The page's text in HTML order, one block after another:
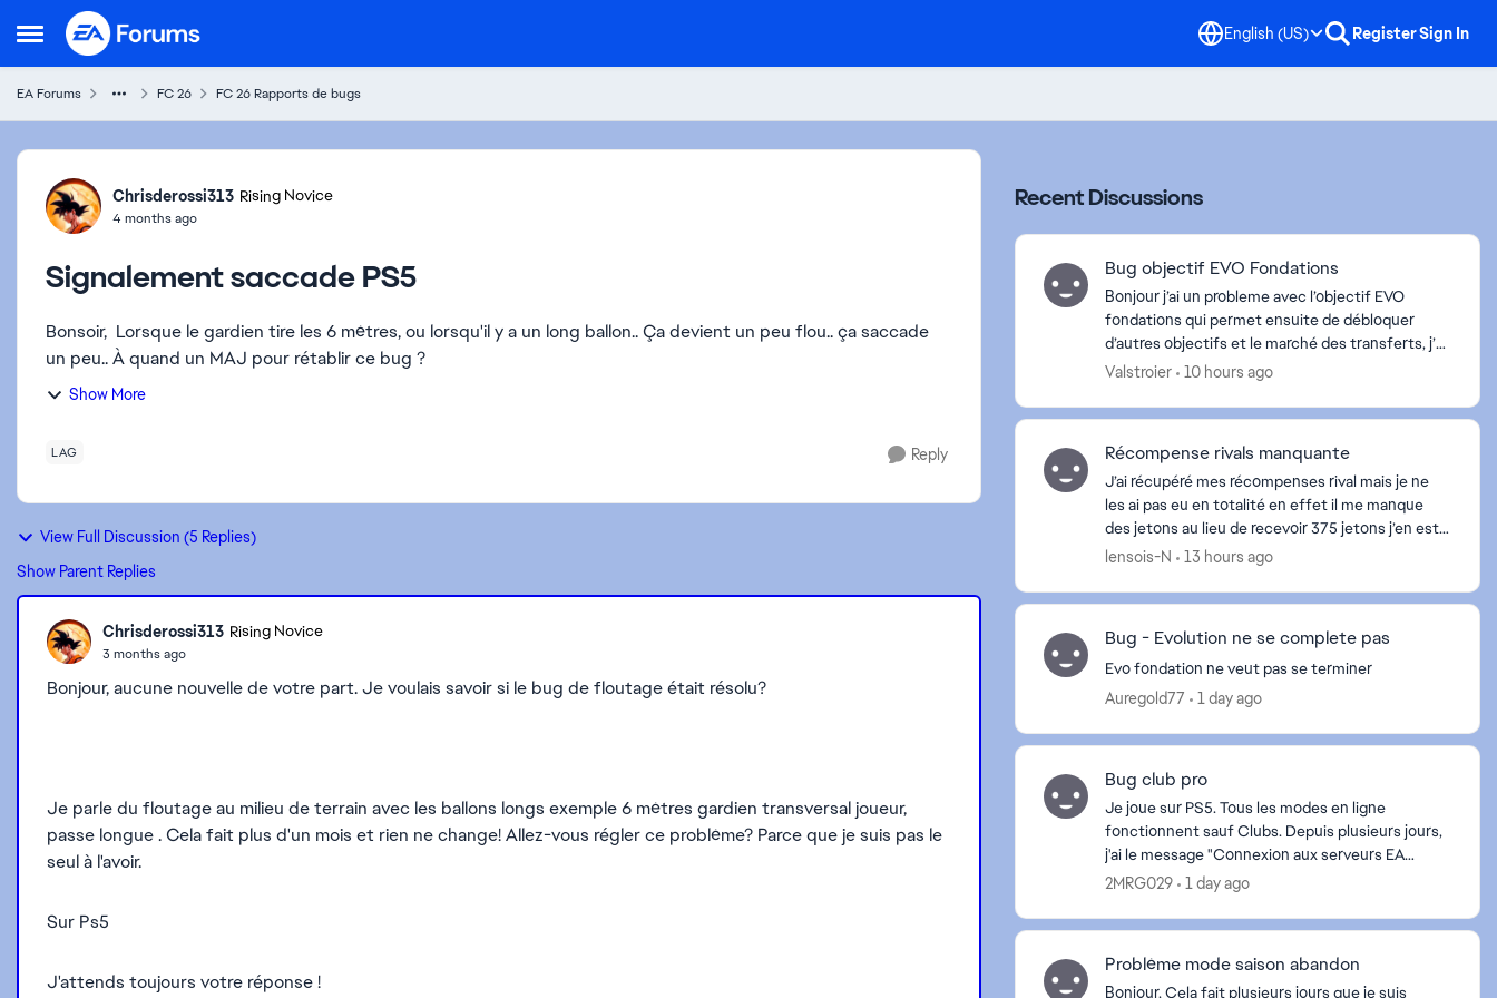
Open Side Menu
Skip to content English (US) RegisterSign In
EA Forums FC 26 FC 26 Rapports de bugs
Forum Discussion
Chrisderossi313 Rising Novice
4 months ago
Signalement saccade PS5
Bonsoir, Lorsque le gardien tire les 6 mètres, ou lorsqu'il y a un long ballon.. Ça devient un peu flou.. ça saccade
Show More
LAG Reply
View Full Discussion (5 Replies)
Show Parent Replies
Chrisderossi313 Rising Novice
3 months ago
Bonjour, aucune nouvelle de votre part. Je voulais savoir si le bug de floutage était résolu?
Je parle du floutage au milieu de terrain avec les ballons longs exemple 6 mètres gardien transversal joueur,
passe longue . Cela fait plus d'un mois et rien ne change! Allez-vous régler ce problème? Parce que je suis pas le
seul à l'avoir.
Sur Ps5
J'attends toujours votre réponse !
Recent Discussions
Bug objectif EVO Fondations
Bonjour j’ai un probleme avec l’objectif EVO
fondations qui permet ensuite de débloquer
d’autres objectifs et le marché des transferts, j’aj
accompli l’objectif mais il ne s’affichait pas
Valstroier 10 hours ago
Récompense rivals manquante
J’ai récupéré mes récompenses rival mais je ne
les ai pas eu en totalité en effet il me manque
des jetons au lieu de recevoir 375 jetons j’en est à
lensois-N 13 hours ago
Bug - Evolution ne se complete pas
Evo fondation ne veut pas se terminer
Auregold77
1 day ago
Bug club pro
Je joue sur PS5. Tous les modes en ligne
fonctionnent sauf Clubs. Depuis plusieurs jours,
j'ai le message "Connexion aux serveurs EA
impossible". J'ai redémarré la console, réinstallé le
2MRG029 1 day ago
Problème mode saison abandon
Bonjour, Cela fait plusieurs jours que je suis